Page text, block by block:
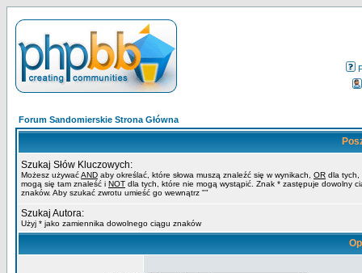
Forum Sandomierskie Strona Główna
Szukaj Słów Kluczowych:
Możesz używaćAND aby określać, które słowa muszą znaleźć się w wynikach, OR dla tych,
mogą się tam znaleść i NOT dla tych, które nie mogą wystąpić. Znak * zastępuje dowolny
znaków. Aby szukać zwrotu umieść go wewnątrz ""
Szukaj Autora:
Użyj * jako zamiennika dowolnego ciągu znaków